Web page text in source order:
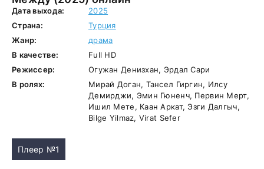
Дата выхода:
2025
Страна:
Турция
Жанр:
драма
В качестве:
Full HD
Режиссер:
Огужан Денизхан, Эрдал Сари
В ролях:
Мирай Доган, Тансел Гиргин, Илсу
Демирджи, Эмин Гюненч, Первин Мерт,
Ишил Мете, Каан Аркат, Эзги Далгыч,
Bilge Yilmaz, Virat Sefer
Плеер №1